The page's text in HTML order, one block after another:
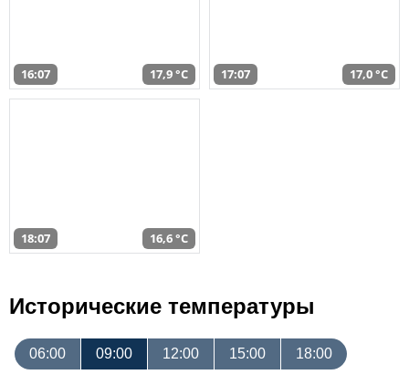
16:07 17,9 °C 17:07 17,0 °C
18:07 16,6 °C
Исторические температуры
06:00 09:00 12:00 15:00 18:00